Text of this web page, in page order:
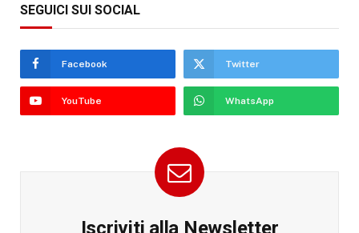
SEGUICI SUI SOCIAL
Facebook Twitter
YouTube WhatsApp
Iscriviti alla Newsletter